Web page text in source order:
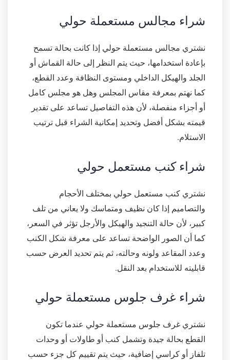
شراء مجالس مستعملة حولي
نشتري مجالس مستعملة حولي إذا كانت بحالة تسمح
بإعادة استخدامها، حيث يتم النظر إلى حالة القماش أو
الجلد والهيكل الداخلي ومستوى النظافة وعدد القطع،
كما نهتم بمعرفة مقاس المجلس وهل هو مجلس كامل
أو أجزاء منفصلة، لأن هذه التفاصيل تساعد على تقدير
قيمته بشكل أفضل وتحديد إمكانية الشراء قبل ترتيب
الاستلام.
شراء كنب مستعمل حولي
نشتري كنب مستعمل حولي بمختلف الأحجام
والتصاميم إذا كان نظيف ومتماسك ولا يعاني من تلف
كبير، لأن حالة التنجيد والهيكل والأرجل تؤثر في السعر،
كما أن الصور الواضحة تساعد على معرفة شكل الكنب
وعدد المقاعد ولونه وحالته، ثم يتم تحديد العرض حسب
قابليته للاستخدام بعد النقل.
شراء غرف جلوس مستعملة حولي
نشتري غرف جلوس مستعملة حولي عندما تكون
القطع بحالة جيدة وتشمل كنب أو طاولات أو وحدات
تلفاز أو كراسي إضافية، حيث يتم تقييم كل جزء حسب